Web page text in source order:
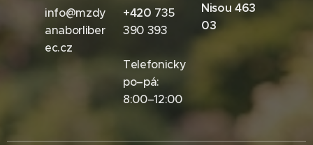
info@mzdy
anaborliber
ec.cz
+420 735
390 393
Telefonicky
po–pá:
8:00–12:00
Nisou 463
03